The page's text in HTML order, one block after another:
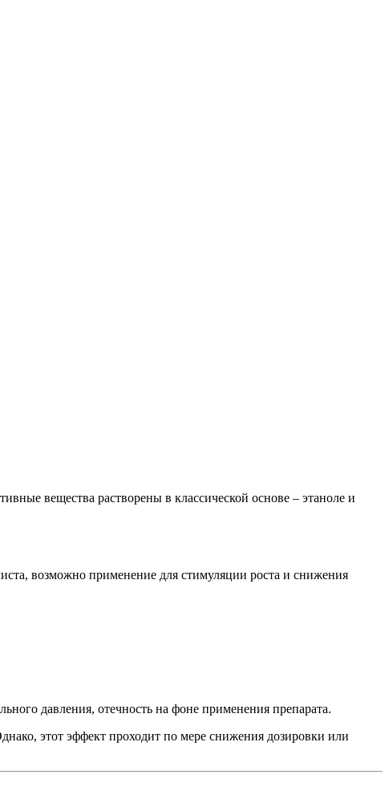
вещества растворены в классической основе – этаноле и
возможно применение для стимуляции роста и снижения
давления, отечность на фоне применения препарата.
этот эффект проходит по мере снижения дозировки или